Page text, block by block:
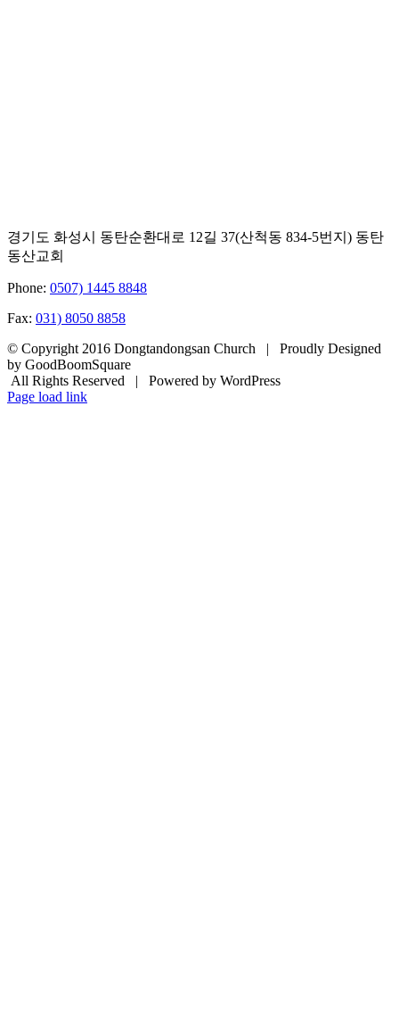
경기도 화성시 동탄순환대로 12길 37(산척동 834-5번지) 동탄
동산교회
Phone: 0507) 1445 8848
Fax: 031) 8050 8858
© Copyright 2016 Dongtandongsan Church | Proudly Designed
by GoodBoomSquare
All Rights Reserved | Powered by WordPress
Page load link